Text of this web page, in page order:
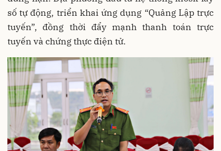
số tự động, triển khai ứng dụng “Quảng Lập trực
tuyến”, đồng thời đẩy mạnh thanh toán trực
tuyến và chứng thực điện tử.